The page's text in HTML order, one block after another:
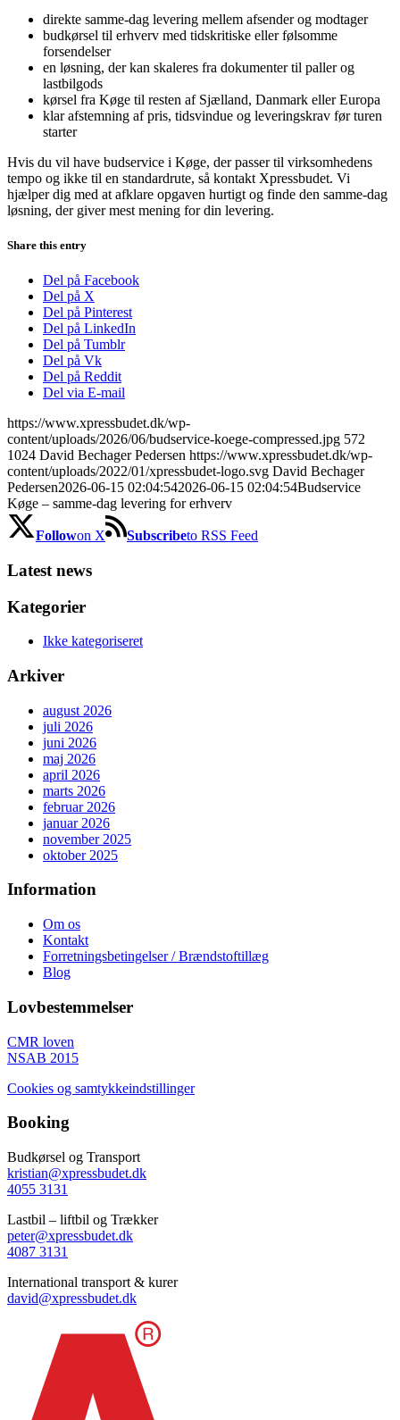
direkte samme-dag levering mellem afsender og modtager
budkørsel til erhverv med tidskritiske eller følsomme
forsendelser
en løsning, der kan skaleres fra dokumenter til paller og
lastbilgods
kørsel fra Køge til resten af Sjælland, Danmark eller Europa
klar afstemning af pris, tidsvindue og leveringskrav før turen
starter
Hvis du vil have budservice i Køge, der passer til virksomhedens
tempo og ikke til en standardrute, så kontakt Xpressbudet. Vi
hjælper dig med at afklare opgaven hurtigt og finde den samme-dag
løsning, der giver mest mening for din levering.
Share this entry
Del på Facebook
Del på X
Del på Pinterest
Del på LinkedIn
Del på Tumblr
Del på Vk
Del på Reddit
Del via E-mail
https://www.xpressbudet.dk/wp-
content/uploads/2026/06/budservice-koege-compressed.jpg 572
1024 David Bechager Pedersen https://www.xpressbudet.dk/wp-
content/uploads/2022/01/xpressbudet-logo.svg David Bechager
Pedersen2026-06-15 02:04:542026-06-15 02:04:54Budservice
Køge – samme-dag levering for erhverv
Followon X Subscribeto RSS Feed
Latest news
Kategorier
Ikke kategoriseret
Arkiver
august 2026
juli 2026
juni 2026
maj 2026
april 2026
marts 2026
februar 2026
januar 2026
november 2025
oktober 2025
Information
Om os
Kontakt
Forretningsbetingelser / Brændstoftillæg
Blog
Lovbestemmelser
CMR loven
NSAB 2015
Cookies og samtykkeindstillinger
Booking
Budkørsel og Transport
kristian@xpressbudet.dk
4055 3131
Lastbil – liftbil og Trækker
peter@xpressbudet.dk
4087 3131
International transport & kurer
david@xpressbudet.dk